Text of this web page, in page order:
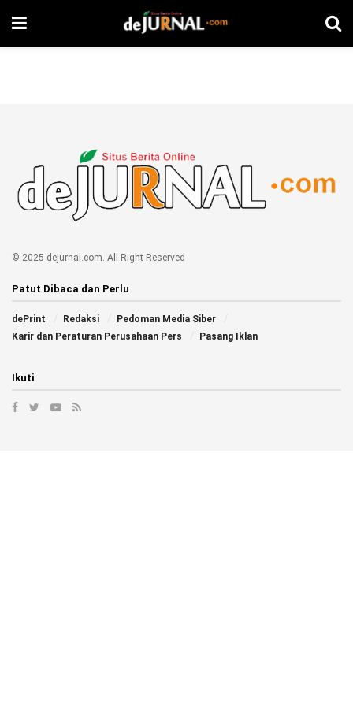
© 2025 dejurnal.com. All Right Reserved
Patut Dibaca dan Perlu
dePrint Redaksi
Pedoman Media Siber
Karir dan Peraturan Perusahaan Pers
Pasang Iklan
Ikuti